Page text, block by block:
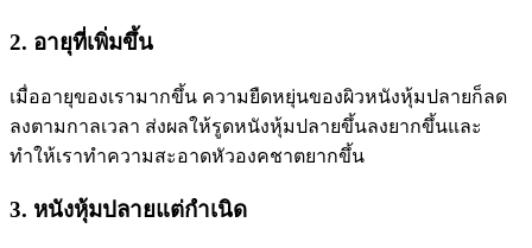
2. อายุที่เพิ่มขึ้น
เมื่ออายุของเรามากขึ้น ความยืดหยุ่นของผิวหนังหุ้มปลายก็ลด
ลงตามกาลเวลา ส่งผลให้รูดหนังหุ้มปลายขึ้นลงยากขึ้นและ
ทำให้เราทำความสะอาดหัวองคชาตยากขึ้น
3. หนังหุ้มปลายแต่กำเนิด